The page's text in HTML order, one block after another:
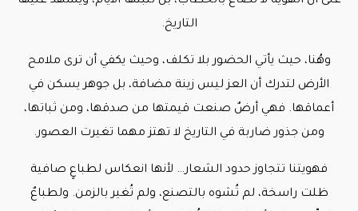
التاريخ.
وهُنا، حيث يأتي الحضور بلا تكلف، وحيث يكفي أن ترى ملامح
الأرض لتدرك أن العز ليس زينة مضافة، بل جوهر يسكن في
أعماقها. فهي أرضٌ صنعت قيمتها من صدقها، ومن ثباتها،
ومن جذور ضاربة في التاريخ لا تهتز مهما تغيرت العصور.
فهويتنا تتجاوز حدود الشعار… لأنها انعكاس لطباعٍ صافية
ظلت راسخة، لم تُشوه بالتصنع، ولم تُغير بالزمن. ولطباعٌ